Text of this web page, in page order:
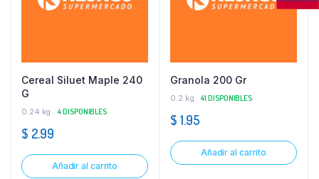
Cereal Siluet Maple 240
G
0.24 kg 4 DISPONIBLES
$ 2.99
Añadir al carrito
Granola 200 Gr
0.2 kg 41 DISPONIBLES
$ 1.95
Añadir al carrito